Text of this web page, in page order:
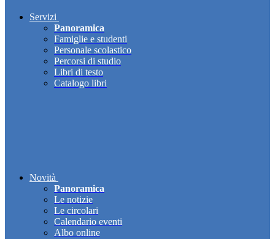
Servizi
Panoramica
Famiglie e studenti
Personale scolastico
Percorsi di studio
Libri di testo
Catalogo libri
Novità
Panoramica
Le notizie
Le circolari
Calendario eventi
Albo online